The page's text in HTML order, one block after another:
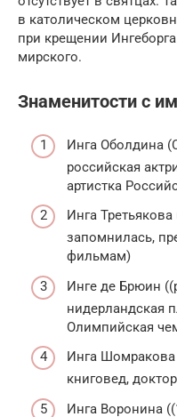
в католическом
при крещении
мирского.
Знаменитости с
Инга Оболдина
российская
артистка
Инга Третьякова
запомнилась,
фильмам)
Инге де Брюин
нидерландская
Олимпийская
Инга Шомракова
книговед,
Инга Воронина